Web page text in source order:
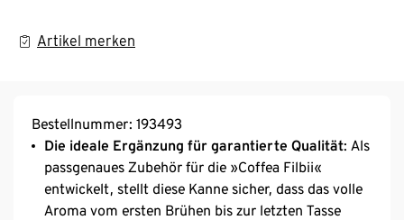
Artikel merken
Bestellnummer: 193493
Die ideale Ergänzung für garantierte Qualität: Als
passgenaues Zubehör für die »Coffea Filbii«
entwickelt, stellt diese Kanne sicher, dass das volle
Aroma vom ersten Brühen bis zur letzten Tasse